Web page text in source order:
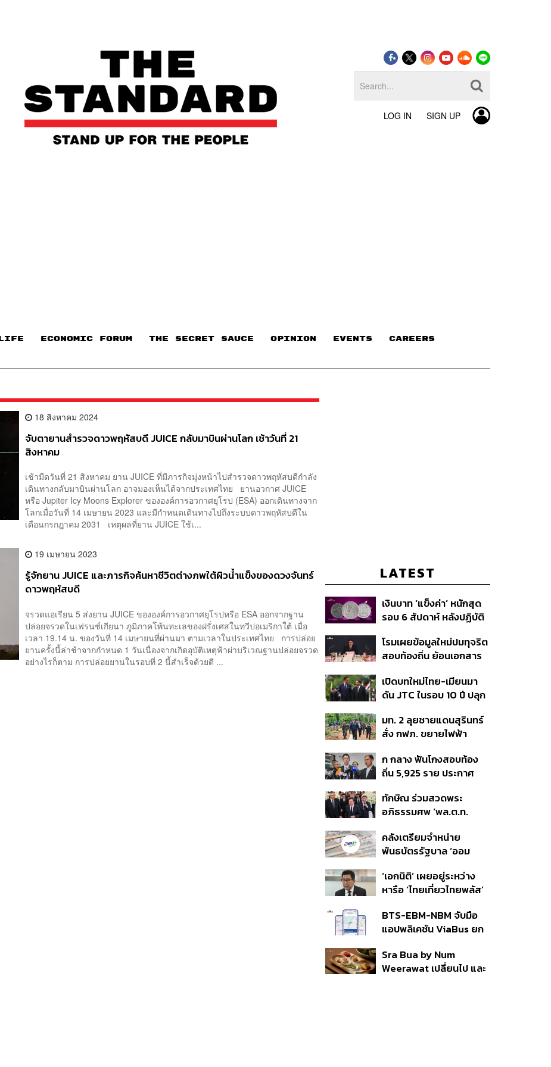
LOG IN SIGN UP
LIFE ECONOMIC FORUM THE SECRET SAUCE​ OPINION EVENTS CAREERS
18 สิงหาคม 2024
จับตายานสำรวจดาวพฤหัสบดี JUICE กลับมาบินผ่านโลก เช้าวันที่ 21
สิงหาคม
เช้ามืดวันที่ 21 สิงหาคม ยาน JUICE ที่มีภารกิจมุ่งหน้าไปสำรวจดาวพฤหัสบดีกำลัง
เดินทางกลับมาบินผ่านโลก อาจมองเห็นได้จากประเทศไทย ยานอวกาศ JUICE
หรือ Jupiter Icy Moons Explorer ขององค์การอวกาศยุโรป (ESA) ออกเดินทางจาก
โลกเมื่อวันที่ 14 เมษายน 2023 และมีกำหนดเดินทางไปถึงระบบดาวพฤหัสบดีใน
เดือนกรกฎาคม 2031 เหตุผลที่ยาน JUICE ใช้เ...
19 เมษายน 2023
รู้จักยาน JUICE​ และภารกิจค้นหาชีวิตต่างภพใต้ผิวน้ำแข็ง​ของดวงจันทร์​
ดาวพฤหัสบดี
จรวดแอเรียน 5 ส่งยาน JUICE ขององค์การอวกาศยุโรปหรือ ESA ออกจากฐาน
ปล่อยจรวดในเฟรนช์เกียนา ภูมิภาคโพ้นทะเลของฝรั่งเศสในทวีปอเมริกาใต้ เมื่อ
เวลา 19.14 น. ของวันที่ 14 เมษายนที่ผ่านมา ตามเวลาในประเทศไทย การปล่อย
ยานครั้งนี้ล่าช้าจากกำหนด 1 วันเนื่องจากเกิดอุบัติเหตุฟ้าผ่าบริเวณฐานปล่อยจรวด
อย่างไรก็ตาม การปล่อยยานในรอบที่ 2 นี้สำเร็จด้วยดี ...
LATEST
เงินบาท ‘แข็งค่า’ หนักสุด
รอบ 6 สัปดาห์ หลังปฏิบัติ
สหรัฐฯ-ญี่ปุ่น Standard
Chartered เปิดเป้าสิ้นปีนี้
ต่อดอลลาร์
โรมเผยข้อมูลใหม่ปมทุจริต
สอบท้องถิ่น ย้อนเอกสาร
อนุทิน จ่อสอบต่อเอี่ยว
ตัดตอน ม.บูรพา หรือไม่
เปิดบทใหม่ไทย-เมียนมา
ดัน JTC ในรอบ 10 ปี ปลุก
ชายแดน ท่าเรือน้ำลึก
ทวาย
มท. 2 ลุยชายแดนสุรินทร์
สั่ง กฟภ. ขยายไฟฟ้า
350’ เสริมความมั่นคง
ชายแดน
ก กลาง ฟันโกงสอบท้อง
ถิ่น 5,925 ราย ประกาศ
ราย รอ ป.ป.ช. ขีดเส้นแล้ว
เสร็จ 31 ส.ค.
ทักษิณ ร่วมสวดพระ
อภิธรรมศพ ‘พล.ต.ท.
สิน’ สิริอายุ 103 ปี แกนนำ
เพื่อไทย-บุคคลหลาก
คลังเตรียมจำหน่าย
พันธบัตรรัฐบาล ‘ออม
ก.ย.นี้ อาจเพิ่มสัดส่วนการ
ขายแบบ Small Lot First
‘เอกนิติ’ เผยอยู่ระหว่าง
หารือ ‘ไทยเที่ยวไทยพลัส’
แสนล้าน มั่นใจงบต่อ ‘ไทย
ช่วยไทย พลัส’ เฟส 2 มี
BTS-EBM-NBM จับมือ
แอปพลิเคชัน ViaBus ยก
รถไฟฟ้า 3 สายแบบเรียล
ไทม์
Sra Bua by Num
Weerawat เปลี่ยนไป และ